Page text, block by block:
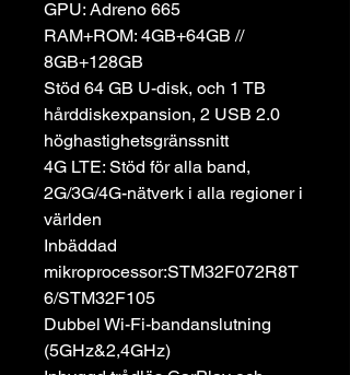
GPU: Adreno 665
RAM+ROM: 4GB+64GB //
8GB+128GB
Stöd 64 GB U-disk, och 1 TB
hårddiskexpansion, 2 USB 2.0
höghastighetsgränssnitt
4G LTE: Stöd för alla band,
2G/3G/4G-nätverk i alla regioner i
världen
Inbäddad
mikroprocessor:STM32F072R8T
6/STM32F105
Dubbel Wi-Fi-bandanslutning
(5GHz&2,4GHz)